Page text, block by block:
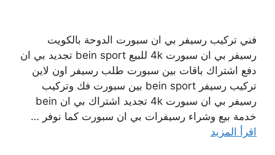
فني تركيب رسيفر بي ان سبورت الدوحة بالكويت
رسيفر بي ان سبورت 4k للبيع bein sport تجديد بي ان
دفع اشتراك باقات بين سبورت طلب رسيفر اون لاين
تركيب رسيفر bein sport بين سبورت فك وتركيب
رسيفر بي ان سبورت 4k تجديد اشتراك بي ان bein
خدمة بيع وشراء رسيفرات بي ان سبورت كما نوفر …
اقرأ المزيد